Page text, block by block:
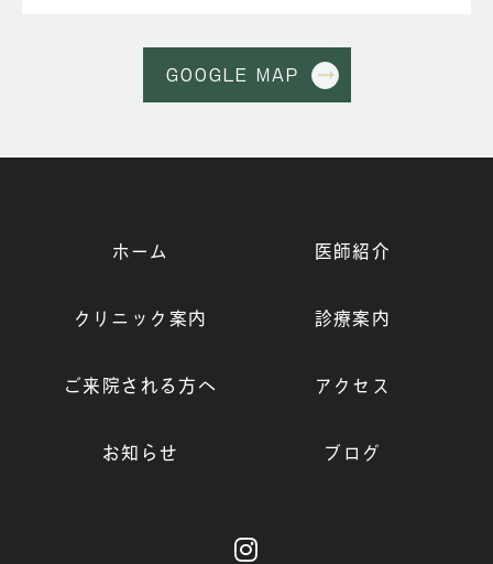
GOOGLE MAP
ホーム 医師紹介
クリニック案内 診療案内
ご来院される方へ アクセス
お知らせ ブログ